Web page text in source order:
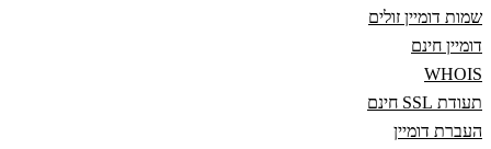
שמות דומיין זולים
דומיין חינם
WHOIS
תעודת SSL חינם
העברת דומיין